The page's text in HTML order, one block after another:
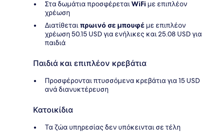
Στα δωμάτια προσφέρεταιWiFi με επιπλέον
χρέωση
Διατίθεταιπρωινό σε μπουφέ με επιπλέον
χρέωση 50.15 USD για ενήλικες και 25.08 USD για
παιδιά
Παιδιά και επιπλέον κρεβάτια
Προσφέρονται πτυσσόμενα κρεβάτια για 15 USD
ανά διανυκτέρευση
Κατοικίδια
Τα ζώα υπηρεσίας δεν υπόκεινται σε τέλη